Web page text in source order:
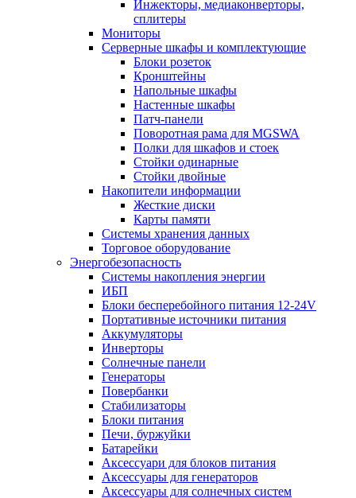
Инжекторы, медиаконверторы,
сплитеры
Мониторы
Серверные шкафы и комплектующие
Блоки розеток
Кронштейны
Напольные шкафы
Настенные шкафы
Патч-панели
Поворотная рама для MGSWA
Полки для шкафов и стоек
Стойки одинарные
Стойки двойные
Накопители информации
Жесткие диски
Карты памяти
Системы хранения данных
Торговое оборудование
Энергобезопасность
Системы накопления энергии
ИБП
Блоки бесперебойного питания 12-24V
Портативные источники питания
Аккумуляторы
Инверторы
Солнечные панели
Генераторы
Повербанки
Стабилизаторы
Блоки питания
Печи, буржуйки
Батарейки
Аксессуари для блоков питания
Аксессуары для генераторов
Аксессуары для солнечных систем